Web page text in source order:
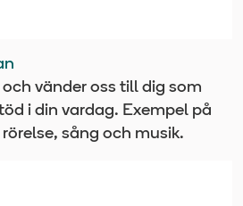
vänder oss till dig som
i din vardag. Exempel på
sång och musik.